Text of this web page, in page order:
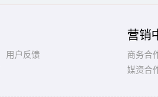
用户反馈
营销
商务合
媒资合